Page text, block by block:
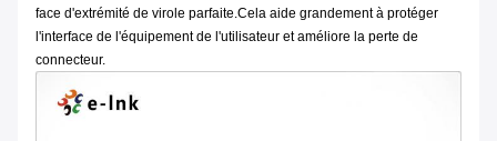
face d'extrémité de virole parfaite.Cela aide grandement à protéger
l'interface de l'équipement de l'utilisateur et améliore la perte de
connecteur.